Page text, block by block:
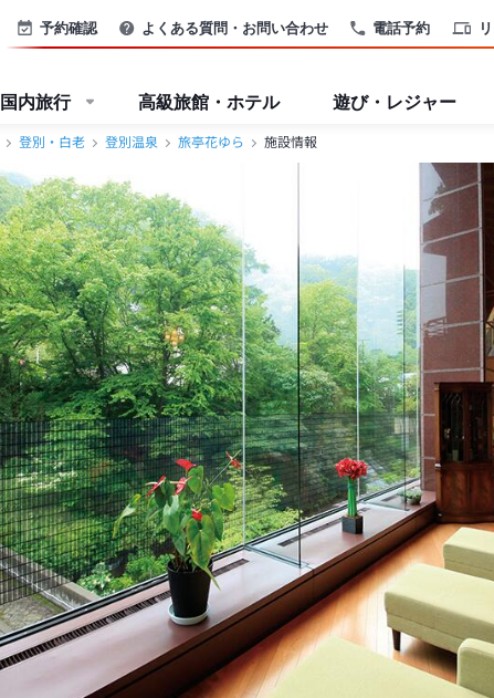
電話予約
予約確認 よくある質問・お問い合わせ
国内旅行 高級旅館・ホテル 遊び・レジャー
登別・白老 登別温泉 旅亭花ゆら 施設情報